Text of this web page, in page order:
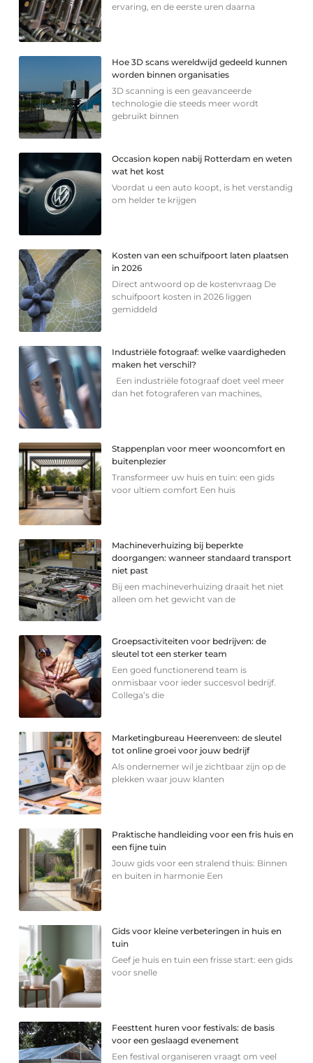
ervaring, en de eerste uren daarna
Hoe 3D scans wereldwijd gedeeld kunnen
worden binnen organisaties
3D scanning is een geavanceerde
technologie die steeds meer wordt
gebruikt binnen
Occasion kopen nabij Rotterdam en weten
wat het kost
Voordat u een auto koopt, is het verstandig
om helder te krijgen
Kosten van een schuifpoort laten plaatsen
in 2026
Direct antwoord op de kostenvraag De
schuifpoort kosten in 2026 liggen
gemiddeld
Industriële fotograaf: welke vaardigheden
maken het verschil?
Een industriële fotograaf doet veel meer
dan het fotograferen van machines,
Stappenplan voor meer wooncomfort en
buitenplezier
Transformeer uw huis en tuin: een gids
voor ultiem comfort Een huis
Machineverhuizing bij beperkte
doorgangen: wanneer standaard transport
niet past
Bij een machineverhuizing draait het niet
alleen om het gewicht van de
Groepsactiviteiten voor bedrijven: de
sleutel tot een sterker team
Een goed functionerend team is
onmisbaar voor ieder succesvol bedrijf.
Collega’s die
Marketingbureau Heerenveen: de sleutel
tot online groei voor jouw bedrijf
Als ondernemer wil je zichtbaar zijn op de
plekken waar jouw klanten
Praktische handleiding voor een fris huis en
een fijne tuin
Jouw gids voor een stralend thuis: Binnen
en buiten in harmonie Een
Gids voor kleine verbeteringen in huis en
tuin
Geef je huis en tuin een frisse start: een gids
voor snelle
Feesttent huren voor festivals: de basis
voor een geslaagd evenement
Een festival organiseren vraagt om veel